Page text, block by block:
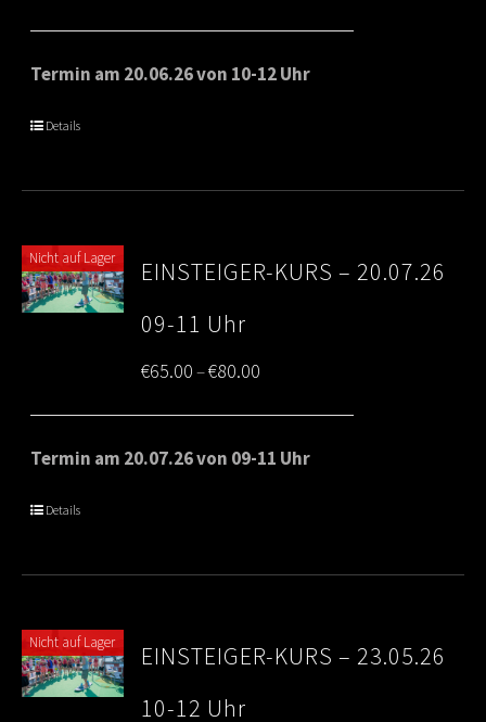
range:
€65.00
Termin am 20.06.26 von 10-12 Uhr
Details
Nicht auf Lager
EINSTEIGER-KURS – 20.07.26
09-11 Uhr
€65.00–€80.00
range:
€65.00
Termin am 20.07.26 von 09-11 Uhr
Details
Nicht auf Lager
EINSTEIGER-KURS – 23.05.26
10-12 Uhr